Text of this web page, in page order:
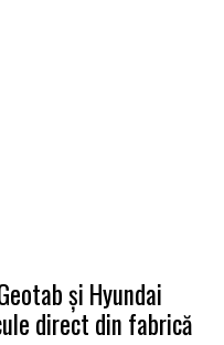
și Hyundai
direct din fabrică